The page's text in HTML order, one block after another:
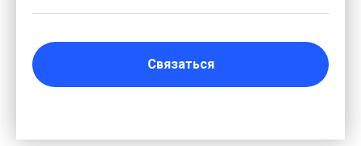
Связаться